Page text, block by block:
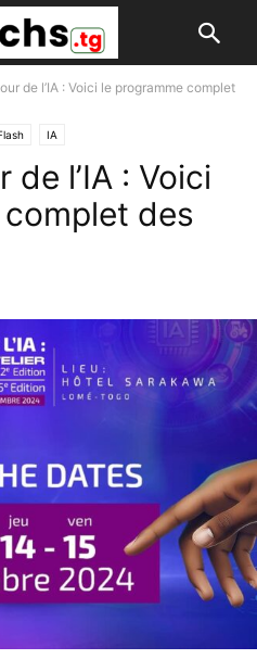
de l’IA : Voici le programme complet
IA
l’IA : Voici
des